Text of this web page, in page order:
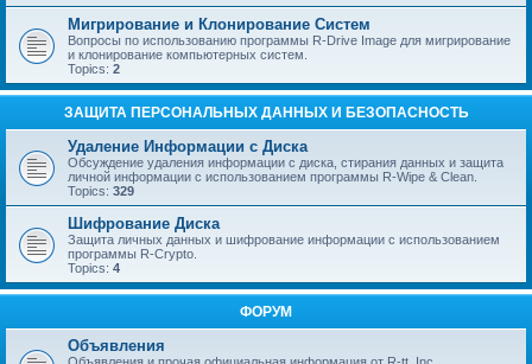
Мигрирование и Клонирование Систем
Вопросы по использованию программы R-Drive Image для мигрирование
и клонирование компьютерных систем.
Topics: 2
ЗАЩИТА ПЕРСОНАЛЬНЫХ ДАННЫХ И БЕЗОПАСНОСТЬ
Удаление Информации с Диска
Обсуждение удаления информации с диска, стирания данных и защита
личной информации с использованием программы R-Wipe & Clean.
Topics: 329
Шифрование Диска
Защита личных данных и шифрование информации с использованием
программы R-Crypto.
Topics: 4
ФОРУМ
Объявления